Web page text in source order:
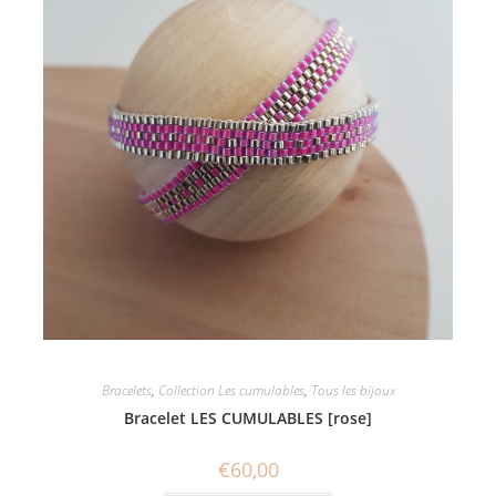
Bracelets, Collection Les cumulables, Tous les bijoux
Bracelet LES CUMULABLES [rose]
€60,00